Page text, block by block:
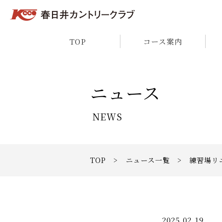
TOP コース案内
ニュース
NEWS
TOP > ニュース一覧 > 練習場リ
2025.02.19